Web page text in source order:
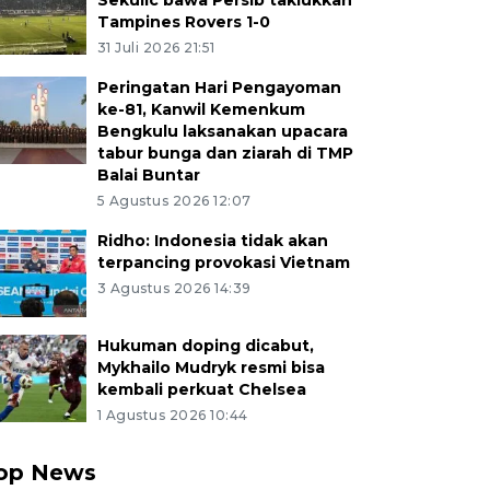
Tampines Rovers 1-0
31 Juli 2026 21:51
Peringatan Hari Pengayoman
ke-81, Kanwil Kemenkum
Bengkulu laksanakan upacara
tabur bunga dan ziarah di TMP
Balai Buntar
5 Agustus 2026 12:07
Ridho: Indonesia tidak akan
terpancing provokasi Vietnam
3 Agustus 2026 14:39
Hukuman doping dicabut,
Mykhailo Mudryk resmi bisa
kembali perkuat Chelsea
1 Agustus 2026 10:44
News